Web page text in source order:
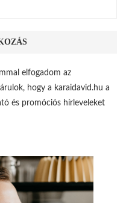
elfogadom az
hogy a karaidavid.hu a
és promóciós hírleveleket